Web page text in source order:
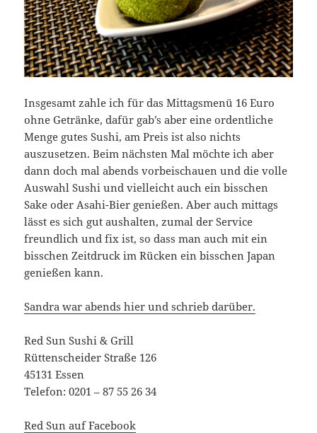
Insgesamt zahle ich für das Mittagsmenü 16 Euro
ohne Getränke, dafür gab’s aber eine ordentliche
Menge gutes Sushi, am Preis ist also nichts
auszusetzen. Beim nächsten Mal möchte ich aber
dann doch mal abends vorbeischauen und die volle
Auswahl Sushi und vielleicht auch ein bisschen
Sake oder Asahi-Bier genießen. Aber auch mittags
lässt es sich gut aushalten, zumal der Service
freundlich und fix ist, so dass man auch mit ein
bisschen Zeitdruck im Rücken ein bisschen Japan
genießen kann.
Sandra war abends hier und schrieb darüber.
Red Sun Sushi & Grill
Rüttenscheider Straße 126
45131 Essen
Telefon: 0201 – 87 55 26 34
Red Sun auf Facebook